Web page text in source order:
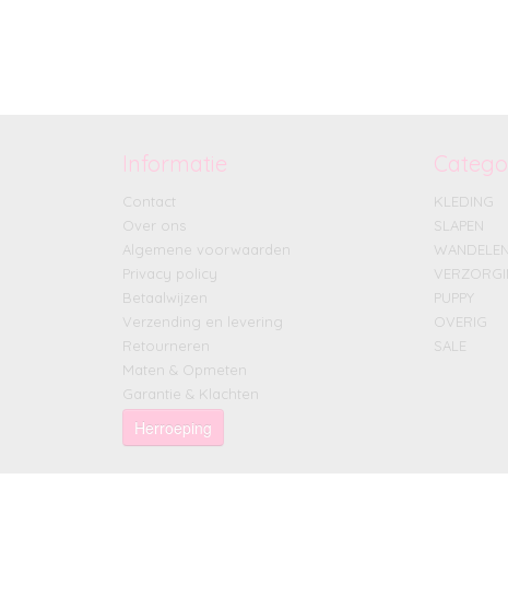
Informatie
Contact
Over ons
Algemene voorwaarden
Privacy policy
Betaalwijzen
Verzending en levering
Retourneren
Maten & Opmeten
Garantie & Klachten
Herroeping
KLEDING
SLAPEN
WANDELEN
PUPPY
OVERIG
SALE